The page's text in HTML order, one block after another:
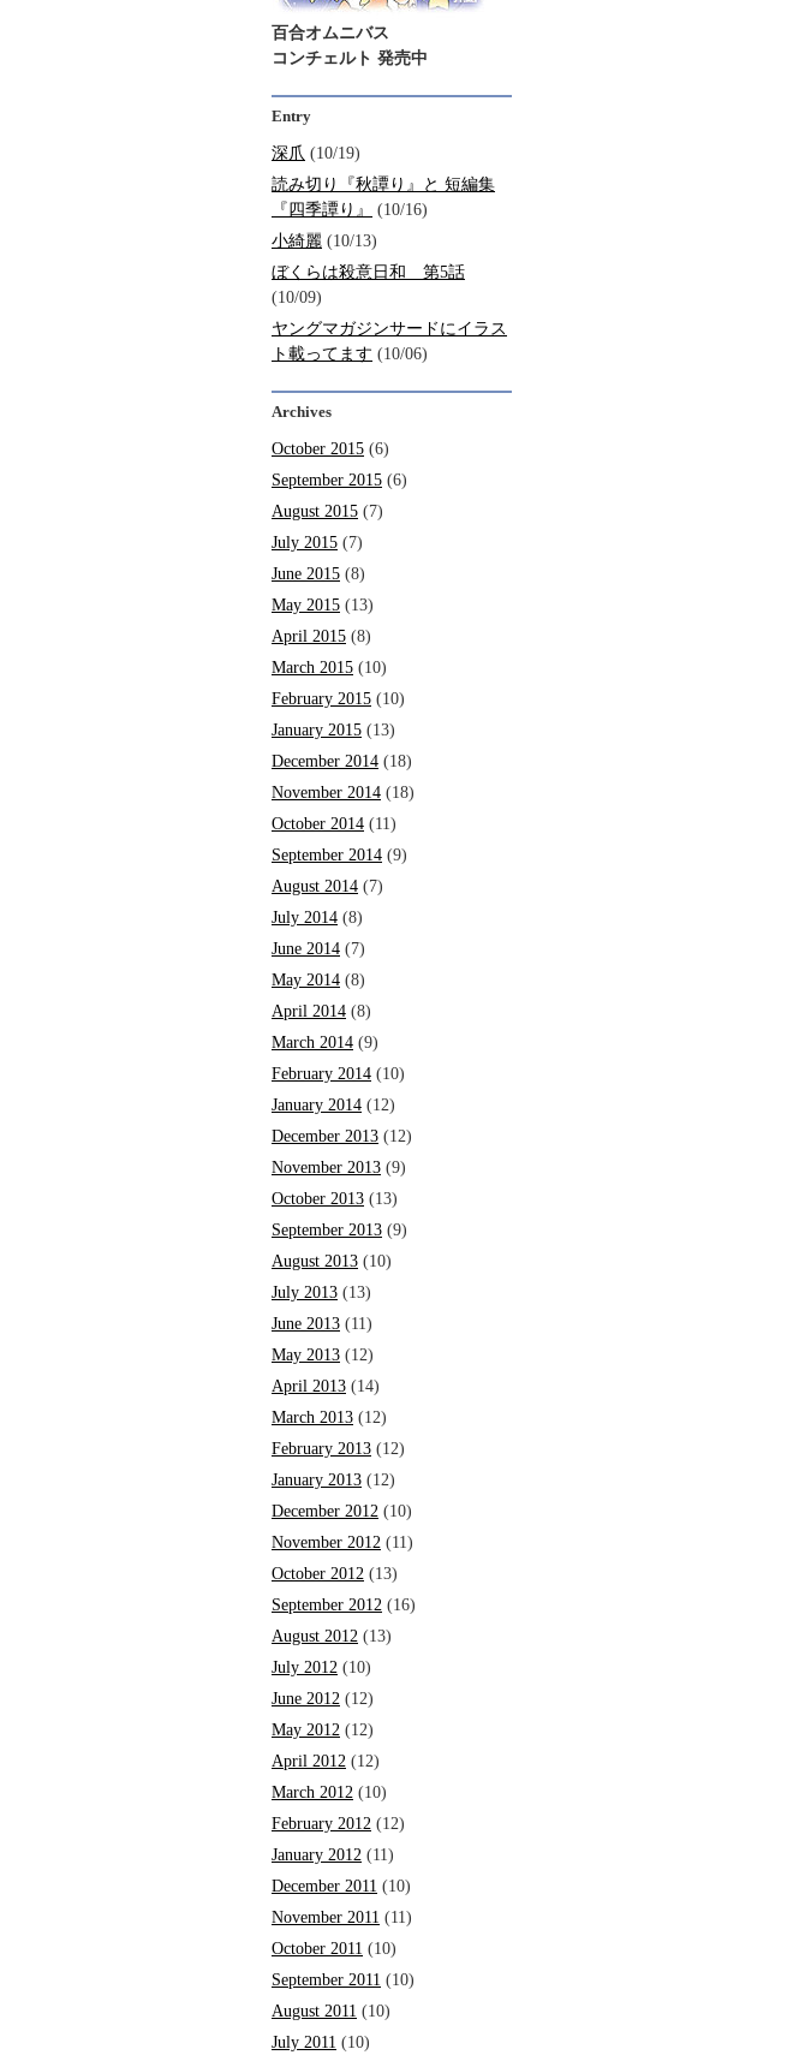
百合オムニバス
コンチェルト 発売中
Entry
深爪 (10/19)
読み切り『秋譚り』と 短編集
『四季譚り』
(10/16)
小綺麗 (10/13)
ぼくらは殺意日和 第5話
(10/09)
ヤングマガジンサードにイラス
ト載ってます (10/06)
Archives
October 2015 (6)
September 2015 (6)
August 2015 (7)
July 2015 (7)
June 2015 (8)
May 2015 (13)
April 2015 (8)
March 2015 (10)
February 2015 (10)
January 2015 (13)
December 2014 (18)
November 2014 (18)
October 2014 (11)
September 2014 (9)
August 2014 (7)
July 2014 (8)
June 2014 (7)
May 2014 (8)
April 2014 (8)
March 2014 (9)
February 2014 (10)
January 2014 (12)
December 2013 (12)
November 2013 (9)
October 2013 (13)
September 2013 (9)
August 2013 (10)
July 2013 (13)
June 2013 (11)
May 2013 (12)
April 2013 (14)
March 2013 (12)
February 2013 (12)
January 2013 (12)
December 2012 (10)
November 2012 (11)
October 2012 (13)
September 2012 (16)
August 2012 (13)
July 2012 (10)
June 2012 (12)
May 2012 (12)
April 2012 (12)
March 2012 (10)
February 2012 (12)
January 2012 (11)
December 2011 (10)
November 2011 (11)
October 2011 (10)
September 2011 (10)
August 2011 (10)
July 2011 (10)